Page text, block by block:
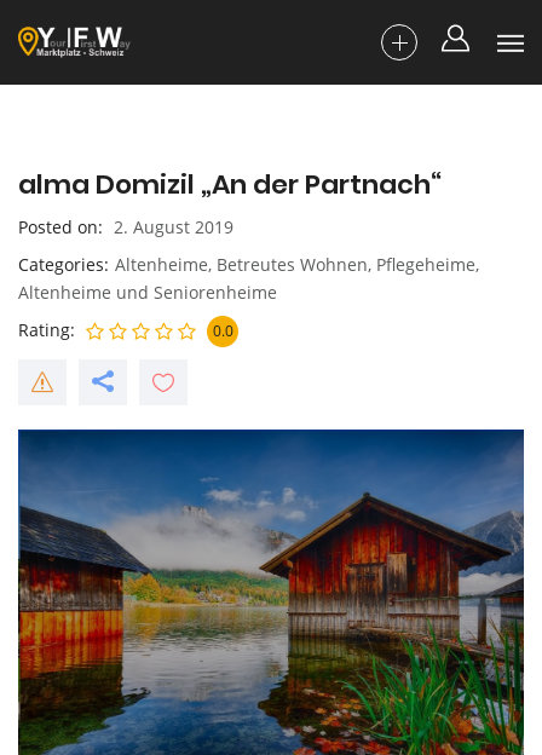
alma Domizil „An der Partnach“
Posted on
2. August 2019
Categories Altenheime, Betreutes Wohnen, Pflegeheime,
Altenheime und Seniorenheime
Rating
0.0